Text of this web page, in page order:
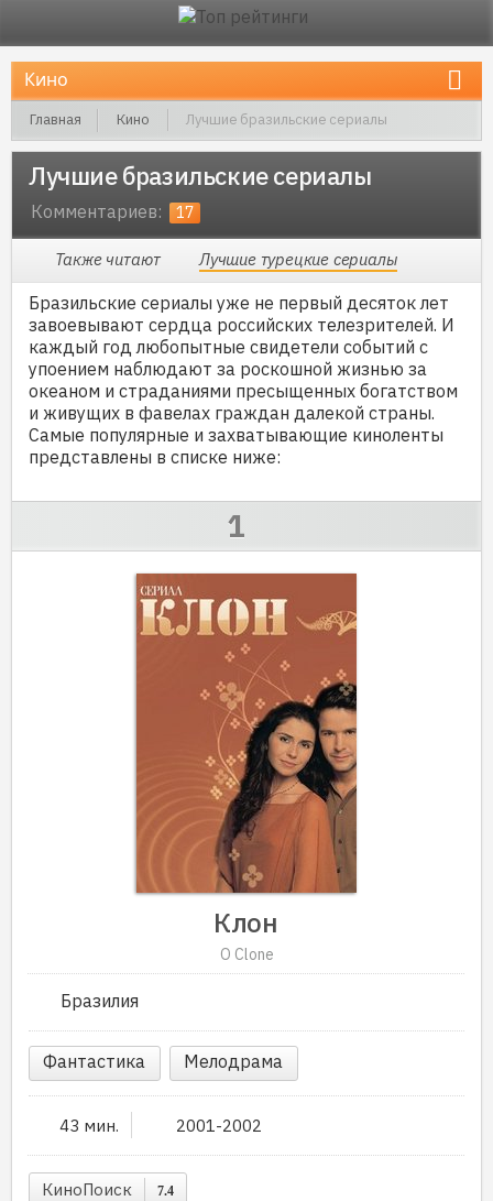
Главная Кино Лучшие бразильские сериалы
Лучшие бразильские сериалы
Комментариев: 17
Также читают Лучшие турецкие сериалы
Бразильские сериалы уже не первый десяток лет
завоевывают сердца российских телезрителей. И
каждый год любопытные свидетели событий с
упоением наблюдают за роскошной жизнью за
океаном и страданиями пресыщенных богатством
и живущих в фавелах граждан далекой страны.
Самые популярные и захватывающие киноленты
представлены в списке ниже:
Клон
O Clone
Бразилия
Фантастика Мелодрама
43 мин. 2001-2002
КиноПоиск 7.4